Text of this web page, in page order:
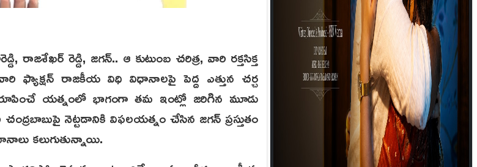
రాజశేఖర్ రెడ్డి, జగన్.. ఆ కుటుంబ చరిత్ర, వారి రక్తసిక్త
ఫ్యాక్షన్ రాజకీయ విధి విధానాలపై పెద్ద ఎత్తున చర్చ
యత్నంలో భాగంగా తమ ఇంట్లో జరిగిన మూడు
చంద్రబాబుపై నెట్టడానికి విఫలయత్నం చేసిన జగన్ ప్రస్తుతం
కలుగుతున్నాయి.